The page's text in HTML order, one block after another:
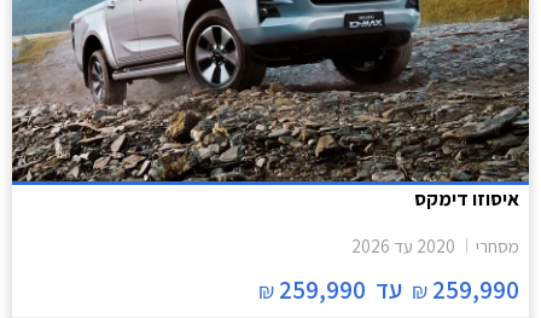
איסוזו דימקס
מסחרי 2020 עד 2026
259,990
₪ עד 259,990
₪